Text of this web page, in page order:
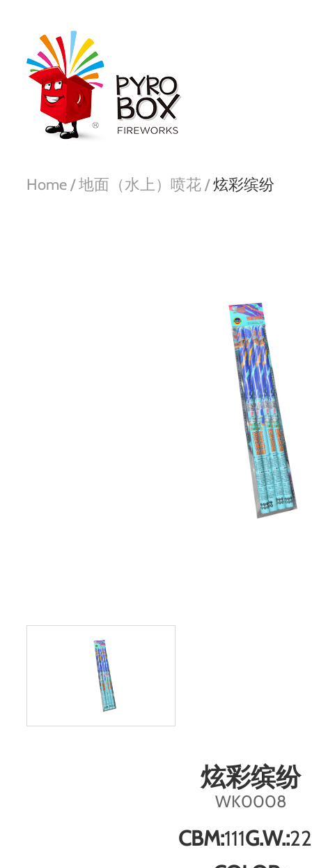
Home /地面（水上）喷花 /炫彩缤纷
炫彩缤纷
WK0008
CBM:111G.W.: